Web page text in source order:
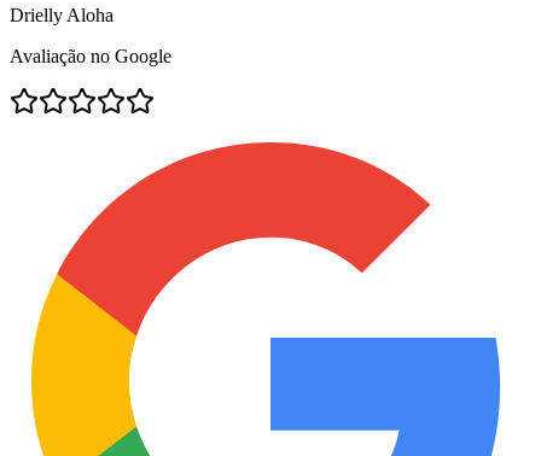
Drielly Aloha
Avaliação no Google